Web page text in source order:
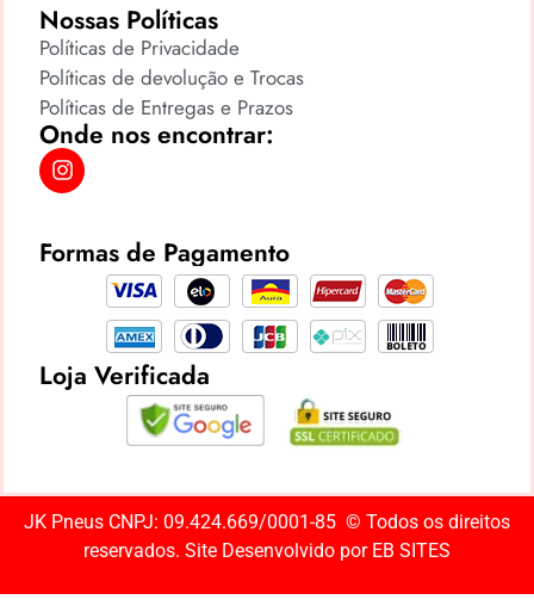
Nossas Políticas
Políticas de Privacidade
Políticas de devolução e Trocas
Políticas de Entregas e Prazos
Onde nos encontrar:
Formas de Pagamento
Loja Verificada
JK Pneus CNPJ: 09.424.669/0001-85 ©️ Todos os direitos
reservados. Site Desenvolvido por EB SITES